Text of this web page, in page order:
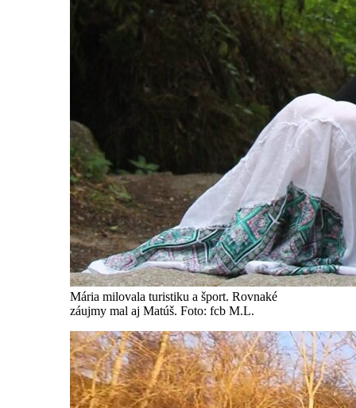
Mária milovala turistiku a šport. Rovnaké
záujmy mal aj Matúš. Foto: fcb M.L.